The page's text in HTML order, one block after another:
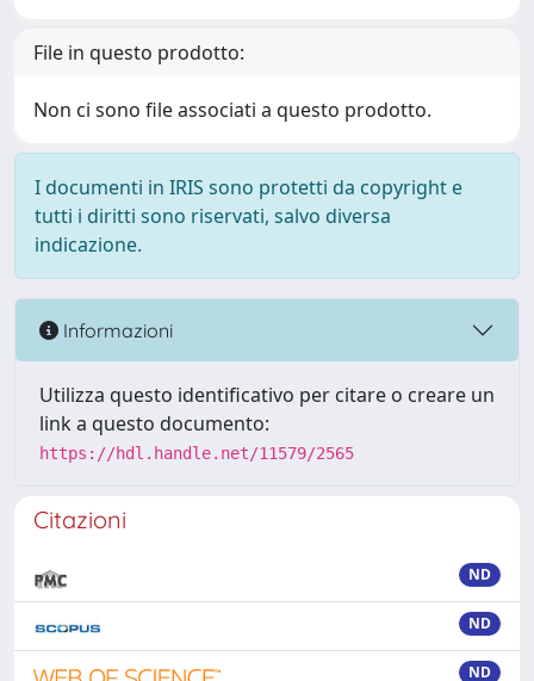
File in questo prodotto:
Non ci sono file associati a questo prodotto.
I documenti in IRIS sono protetti da copyright e
tutti i diritti sono riservati, salvo diversa
indicazione.
Informazioni
Utilizza questo identificativo per citare o creare un
link a questo documento:
https://hdl.handle.net/11579/2565
Citazioni
ND
ND
ND